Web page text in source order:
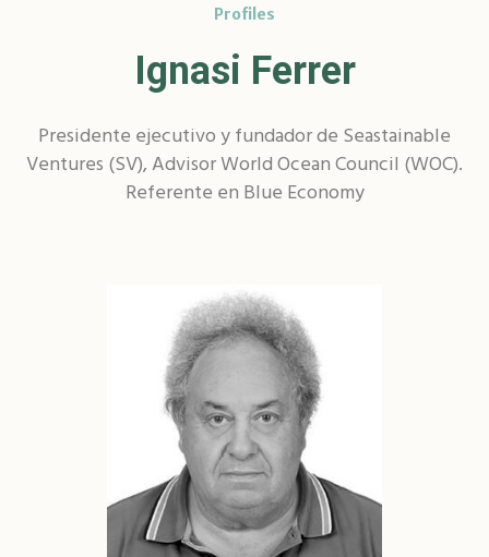
Profiles
Ignasi Ferrer
Presidente ejecutivo y fundador de Seastainable
Ventures (SV), Advisor World Ocean Council (WOC).
Referente en Blue Economy